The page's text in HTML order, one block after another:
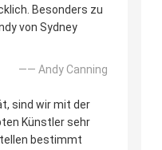
Besonders zu
von Sydney
—— Andy Canning
sind wir mit der
Künstler sehr
bestimmt